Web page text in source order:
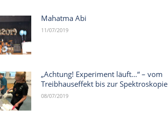
Mahatma Abi
11/07/2019
„Achtung! Experiment läuft…“ – vom
Treibhauseffekt bis zur Spektroskopie
08/07/2019